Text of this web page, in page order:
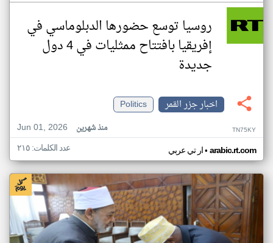
روسيا توسع حضورها الدبلوماسي في
إفريقيا بافتتاح ممثليات في 4 دول
جديدة
اخبار جزر القمر
Politics
Jun 01, 2026
منذ شهرين TN75KY
ار تي عربي• arabic.rt.com عدد الكلمات: ٢١٥